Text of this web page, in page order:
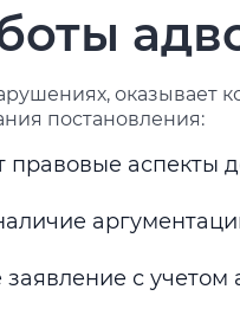
оказывает
постановления:
правовые аспекты
с учетом